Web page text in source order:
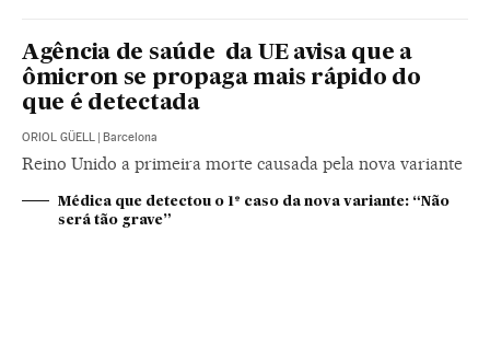
Agência de saúde da UE avisa que a
ômicron se propaga mais rápido do
que é detectada
ORIOL GÜELL | Barcelona
Reino Unido a primeira morte causada pela nova variante
Médica que detectou o 1º caso da nova variante: “Não
será tão grave”